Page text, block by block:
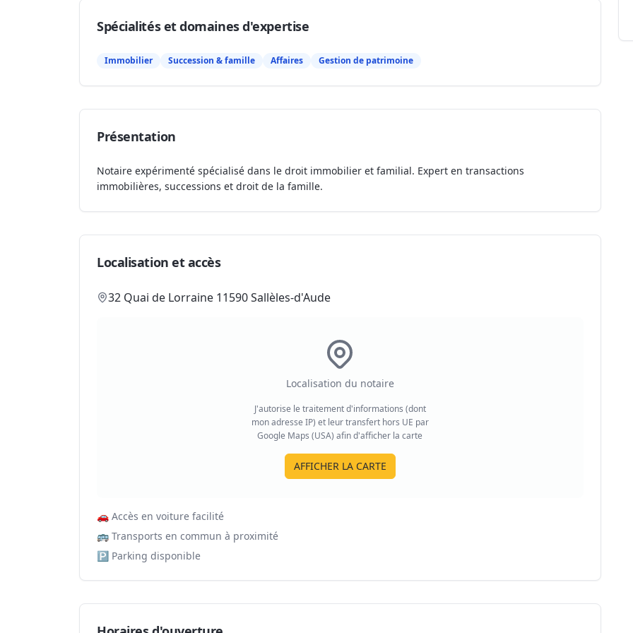
Spécialités et domaines d'expertise
Immobilier Succession & famille Affaires Gestion de patrimoine
Présentation
Notaire expérimenté spécialisé dans le droit immobilier et familial. Expert en transactions
immobilières, successions et droit de la famille.
Localisation et accès
32 Quai de Lorraine 11590 Sallèles-d'Aude
Localisation du notaire
J'autorise le traitement d'informations (dont
mon adresse IP) et leur transfert hors UE par
Google Maps (USA) afin d'afficher la carte
AFFICHER LA CARTE
🚗 Accès en voiture facilité
🚌 Transports en commun à proximité
🅿️ Parking disponible